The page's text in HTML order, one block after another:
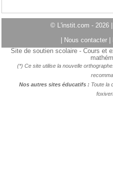
© L'instit.com - 2026 |
Nous contacter
Site de soutien scolaire - Cours et
(*) Ce site utilise la nouvelle
Nos autres sites éducatifs : Toute la